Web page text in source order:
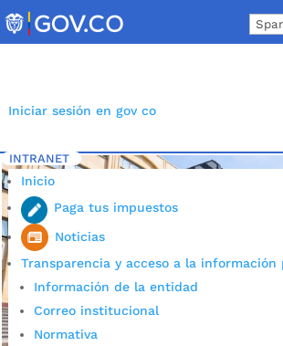
to
content
Iniciar sesión en gov co
INTRANET
Inicio
Paga tus impuestos
Noticias
Transparencia y acceso a la información
Información de la entidad
Correo institucional
Normativa
Inicio 5 Etiqueta: Simulacro de